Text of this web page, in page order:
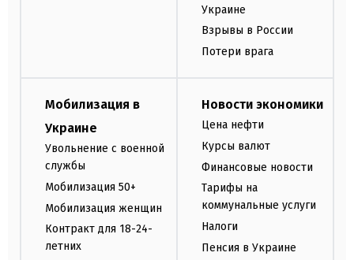
Украине
Взрывы в России
Потери врага
Мобилизация в
Украине
Увольнение с военной
службы
Мобилизация 50+
Мобилизация женщин
Контракт для 18-24-
летних
Новости экономики
Цена нефти
Курсы валют
Финансовые новости
Тарифы на
коммунальные услуги
Налоги
Пенсия в Украине